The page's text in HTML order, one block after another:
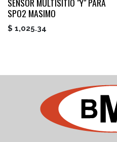
SPO2 MASIMO
$ 1,025.34